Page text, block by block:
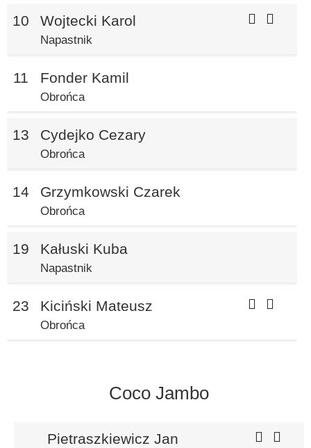
10 Wojtecki Karol
Napastnik
11 Fonder Kamil
Obrońca
13 Cydejko Cezary
Obrońca
14 Grzymkowski Czarek
Obrońca
19 Kałuski Kuba
Napastnik
23 Kiciński Mateusz
Obrońca
Coco Jambo
Pietraszkiewicz Jan